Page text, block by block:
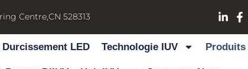
Centre,CN 528313
Durcissement LED Technologie IUV Produits